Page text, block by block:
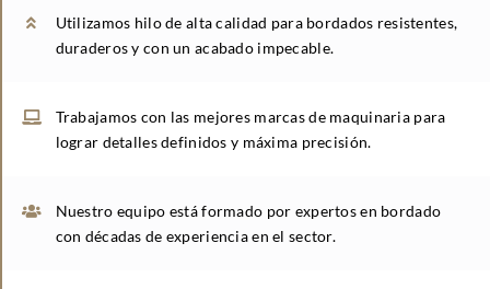
Utilizamos hilo de alta calidad para bordados resistentes,
duraderos y con un acabado impecable.
Trabajamos con las mejores marcas de maquinaria para
lograr detalles definidos y máxima precisión.
Nuestro equipo está formado por expertos en bordado
con décadas de experiencia en el sector.